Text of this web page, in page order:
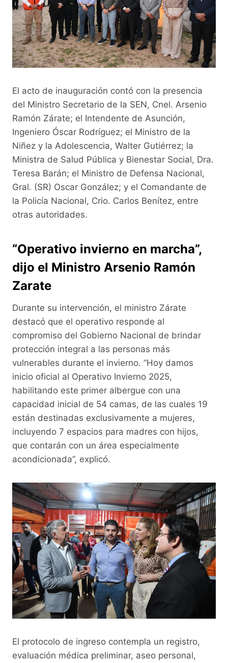
El acto de inauguración contó con la presencia
del Ministro Secretario de la SEN, Cnel. Arsenio
Ramón Zárate; el Intendente de Asunción,
Ingeniero Óscar Rodríguez; el Ministro de la
Niñez y la Adolescencia, Walter Gutiérrez; la
Ministra de Salud Pública y Bienestar Social, Dra.
Teresa Barán; el Ministro de Defensa Nacional,
Gral. (SR) Oscar González; y el Comandante de
la Policía Nacional, Crio. Carlos Benítez, entre
otras autoridades.
“Operativo invierno en marcha”,
dijo el Ministro Arsenio Ramón
Zarate
Durante su intervención, el ministro Zárate
destacó que el operativo responde al
compromiso del Gobierno Nacional de brindar
protección integral a las personas más
vulnerables durante el invierno. “Hoy damos
inicio oficial al Operativo Invierno 2025,
habilitando este primer albergue con una
capacidad inicial de 54 camas, de las cuales 19
están destinadas exclusivamente a mujeres,
incluyendo 7 espacios para madres con hijos,
que contarán con un área especialmente
acondicionada”, explicó.
El protocolo de ingreso contempla un registro,
evaluación médica preliminar, aseo personal,